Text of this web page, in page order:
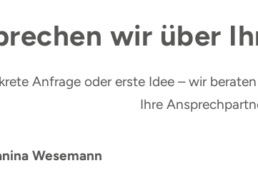
wir über
Anfrage oder erste Idee – wir
Ihre
Wesemann